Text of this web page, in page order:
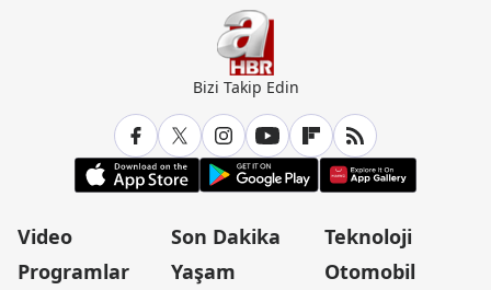
Bizi Takip Edin
Video
Programlar
Son Dakika
Yaşam
Teknoloji
Otomobil